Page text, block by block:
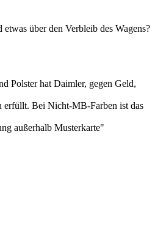
über den Verbleib des Wagens?
Polster hat Daimler, gegen Geld,
erfüllt. Bei Nicht-MB-Farben ist das
außerhalb Musterkarte"